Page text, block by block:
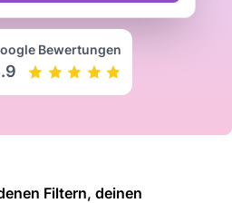
Bewertungen
Filtern, deinen